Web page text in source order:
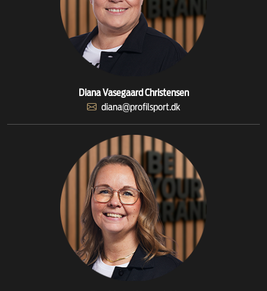
Diana Vasegaard Christensen
diana@profilsport.dk